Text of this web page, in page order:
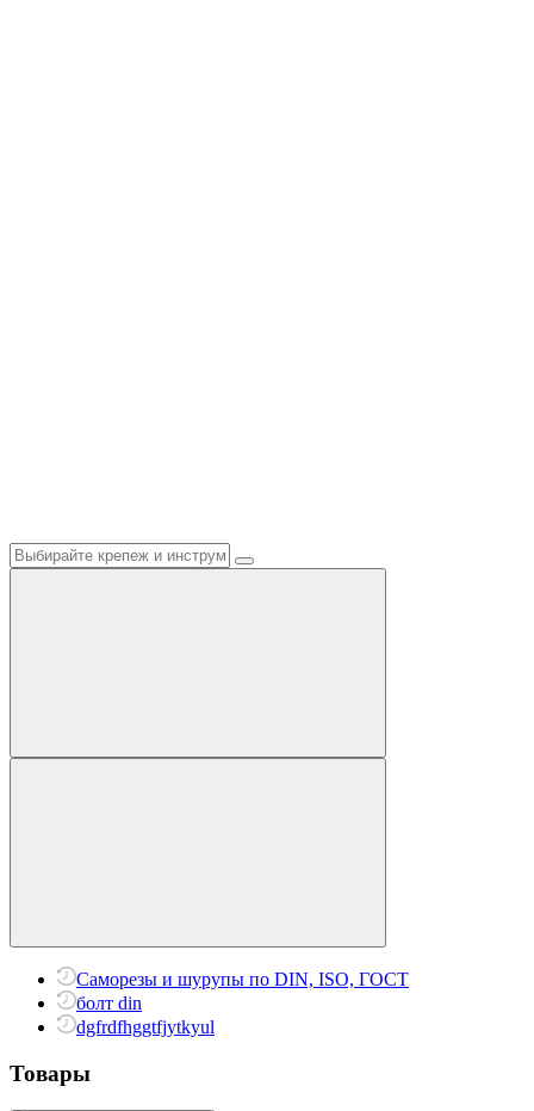
Саморезы и шурупы по DIN, ISO, ГОСТ
болт din
dgfrdfhggtfjytkyul
Товары